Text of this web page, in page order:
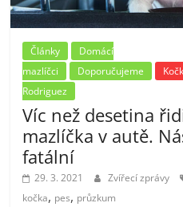
Články
Domácí
mazlíčci
Doporučujeme
Rodriguez
Víc než desetina
mazlíčka v autě.
fatální
29. 3. 2021 Zvířecí zprávy
kočka, pes, průzkum